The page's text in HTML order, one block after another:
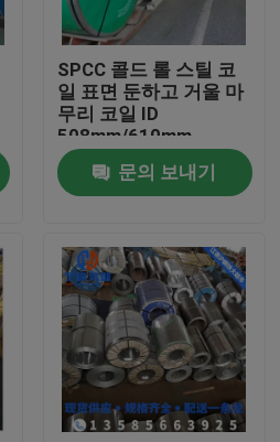
SPCC 콜드 롤 스틸 코
일 표면 둔하고 거울 마
무리 코일 ID
508mm/610mm
문의 보내기